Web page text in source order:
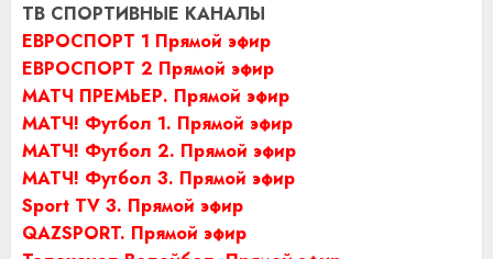
ТВ СПОРТИВНЫЕ КАНАЛЫ
ЕВРОСПОРТ 1 Прямой эфир
ЕВРОСПОРТ 2 Прямой эфир
МАТЧ ПРЕМЬЕР. Прямой эфир
МАТЧ! Футбол 1. Прямой эфир
МАТЧ! Футбол 2. Прямой эфир
МАТЧ! Футбол 3. Прямой эфир
Sport TV 3. Прямой эфир
QAZSPORT. Прямой эфир